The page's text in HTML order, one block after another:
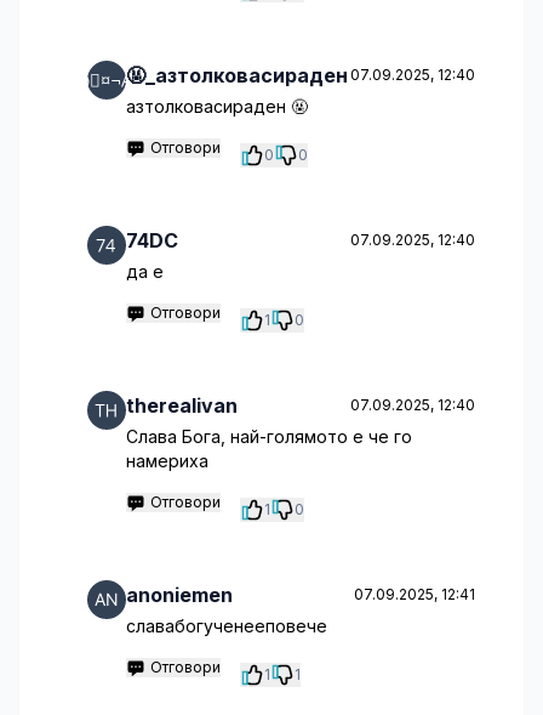
🤬_азтолковасираден 07.09.2025, 12:40
азтолковасираден 🤬
Отговори 0 0
74DC 07.09.2025, 12:40
да е
Отговори 1 0
therealivan 07.09.2025, 12:40
Слава Бога, най-голямото е че го
намериха
Отговори 1 0
anoniemen 07.09.2025, 12:41
славабогученееповече
Отговори 1 1